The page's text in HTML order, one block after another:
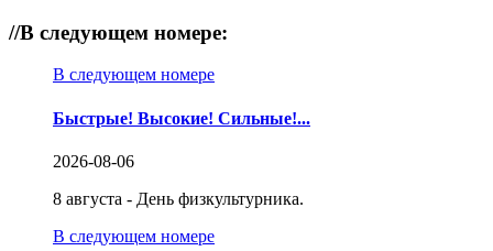
//В следующем номере:
В следующем номере
Быстрые! Высокие! Сильные!...
2026-08-06
8 августа - День физкультурника.
В следующем номере